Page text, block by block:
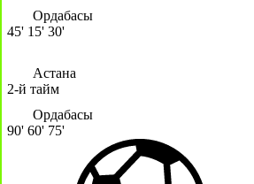
Ордабасы
45' 15' 30'
Астана
2-й тайм
Ордабасы
90' 60' 75'